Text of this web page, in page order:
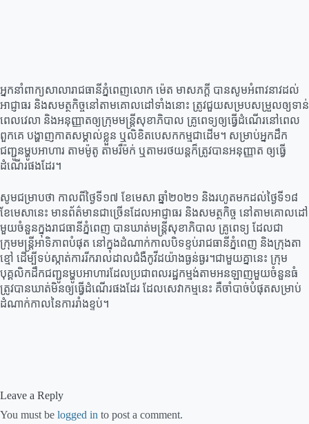
អ្នកនាំពាក្យសាលារាជធានីភ្នំពេញលោក ម៉េត មាសភក្តី បានសូមអំពាវនាវដល់
អាជ្ញាធរ និងសមត្ថកិច្ចនៅតាមគោលដៅទាំងនោះ ត្រូវជួយសម្របសម្រួលឲ្យទាន់
ពេលវេលា និងអនុញ្ញាតឲ្យក្រុមមន្ដ្រីសុខាភិបាល គ្រូពេទ្យឲ្យធ្វើដំណើរនៅពេល
ពួកគេ បង្ហាញកាតសម្គាល់ខ្លួន ឬលិខិតបេសកកម្មជាដើម។ សម្រាប់អ្នកដឹក
ជញ្ជូនម្ហូបអាហារ តាមម៉ូតូ តាមរឺម៉ក់ ឬតាមរថយន្ដក៏ត្រូវបានអនុញ្ញាត ឲ្យធ្វើ
ដំណើរផងដែរ។
សូមជម្រាបថា កាលពីថ្ងៃទី១៧ ខែមេសា ឆ្នាំ២០២១ និងរហូតមកដល់ថ្ងៃទី១៨
ខែមេសានេះ មានព័ត៌មានជាច្រើនដែលអាជ្ញាធរ និងសមត្ថកិច្ច នៅតាមគោលដៅ
មួយចំនួនក្នុងរាជធានីភ្នំពេញ បានឃាត់មន្ដ្រីសុខាភិបាល គ្រូពេទ្យ ដែលជា
ក្រុមមន្ដ្រីអាទិភាពបំផុត នៅក្នុងដំណាក់កាលបិទខ្ទប់រាជធានីភ្នំពេញ និងក្រុងតា
ខ្មៅ ដើម្បីទប់ស្កាត់ការរីករាលដាលជំងឺកូវីដយ៉ាងធ្ងន់ធ្ងរ។ជាមួយគ្នានេះ ក្រុម
បុគ្គលិកដឹកជញ្ជូនម្ហូបអាហារដែលប្រជាពលរដ្ឋកម្មង់តាមអនឡាញមួយចំនួនធំ
ត្រូវបានឃាត់មិនឲ្យធ្វើដំណើរផងដែរ ដែលសេវាកម្មនេះ គឺចាំបាច់បំផុតសម្រាប់
ដំណាក់កាលនៃការរាំងខ្ទប់។
Leave a Reply
You must be logged in to post a comment.